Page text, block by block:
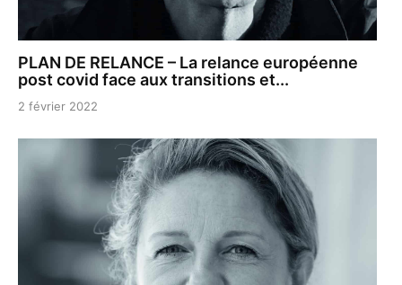
PLAN DE RELANCE – La relance européenne
post covid face aux transitions et...
2 février 2022